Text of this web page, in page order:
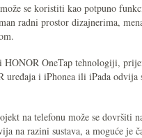
se koristiti kao potpuno
radni prostor dizajnerima,
OneTap tehnologiji,
i iPhonea ili iPada odvija
na telefonu može se dovršiti
na razini sustava, a moguće je